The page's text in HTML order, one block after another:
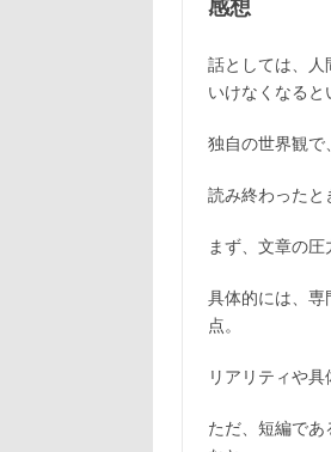
感想
話としては、人
いけなくなると
独自の世界観で
読み終わったと
まず、文章の圧
具体的には、専
点。
リアリティや
ただ、短編で